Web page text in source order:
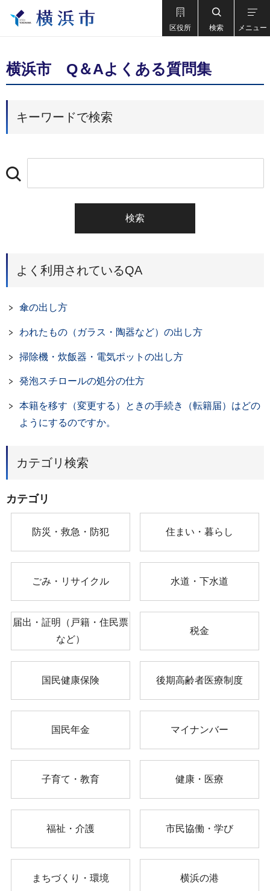
区役所 検索 メニュー
横浜市 Q＆Aよくある質問集
キーワードで検索
よく利用されているQA
傘の出し方
われたもの（ガラス・陶器など）の出し方
掃除機・炊飯器・電気ポットの出し方
発泡スチロールの処分の仕方
本籍を移す（変更する）ときの手続き（転籍届）はどの
ようにするのですか。
カテゴリ検索
カテゴリ
防災・救急・防犯 住まい・暮らし
ごみ・リサイクル 水道・下水道
届出・証明（戸籍・住民票
など）
税金
国民健康保険 後期高齢者医療制度
国民年金 マイナンバー
子育て・教育 健康・医療
福祉・介護 市民協働・学び
まちづくり・環境 横浜の港